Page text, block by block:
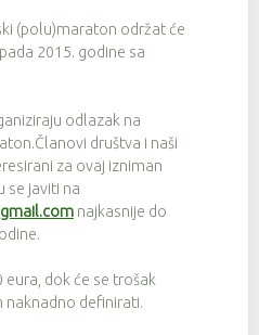
(polu)maraton održat će
2015. godine sa
odlazak na
društva i naši
za ovaj izniman
se javiti na
najkasnije do
eura, dok će se trošak
definirati.